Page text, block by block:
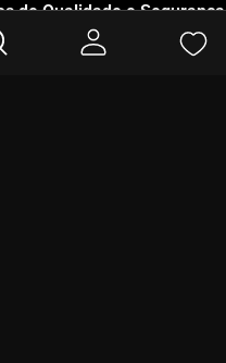
COMPRAR
de Qualidade e Segurança